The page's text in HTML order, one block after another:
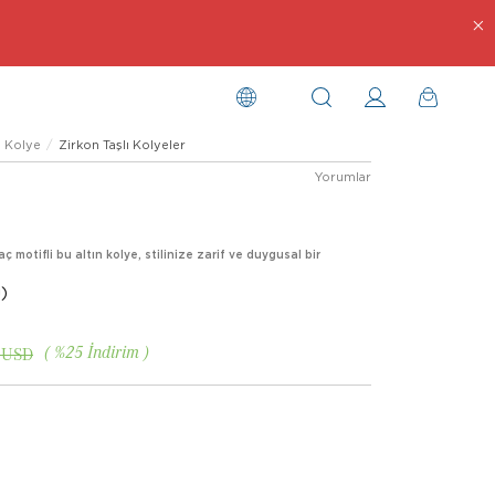
Kolye Zirkon Taşlı Kolyeler
Yorumlar
motifli bu altın kolye, stilinize zarif ve duygusal bir
%25 İndirim